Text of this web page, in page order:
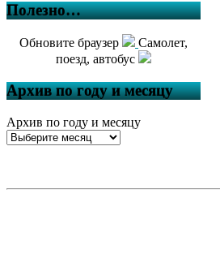
Полезно…
Обновите браузер
Самолет,
поезд, автобус
Архив по году и месяцу
Архив по году и месяцу